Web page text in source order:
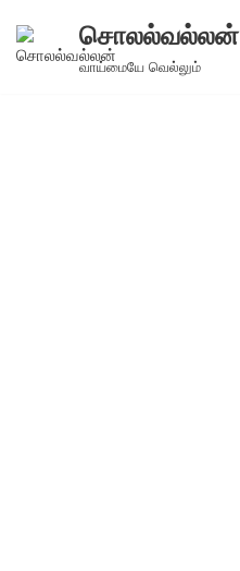
Skip
சொலல்வல்லன்
வாய்மையே வெல்லும்